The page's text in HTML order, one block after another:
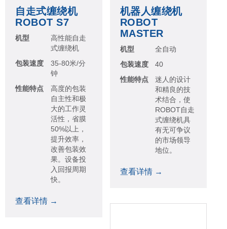
自走式缠绕机
ROBOT S7
机型
高性能自走
式缠绕机
包装速度
35-80米/分
钟
性能特点
高度的包装
自主性和极
大的工作灵
活性，省膜
50%以上，
提升效率，
改善包装效
果。设备投
入回报周期
快。
查看详情 →
机器人缠绕机
ROBOT
MASTER
机型
全自动
包装速度
40
性能特点
迷人的设计
和精良的技
术结合，使
ROBOT自走
式缠绕机具
有无可争议
的市场领导
地位。
查看详情 →